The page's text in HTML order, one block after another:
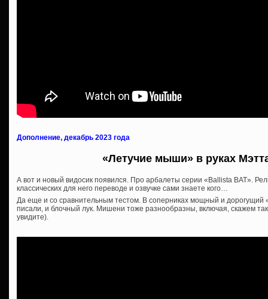
Дополнение, декабрь 2023 года
«Летучие мыши» в руках
А вот и новый видосик появился. Про арбалеты серии «Ballista BAT».
классических для него переводе и озвучке сами знаете кого…
Да еще и со сравнительным тестом. В соперниках мощный и дорогущий
писали, и блочный лук. Мишени тоже разнообразны, включая, скажем
увидите).